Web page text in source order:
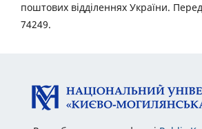
поштових відділеннях України.
74249.